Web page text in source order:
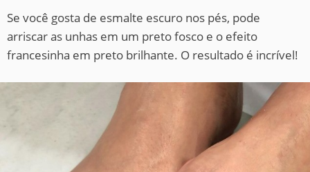
Se você gosta de esmalte escuro nos pés, pode
arriscar as unhas em um preto fosco e o efeito
francesinha em preto brilhante. O resultado é incrível!